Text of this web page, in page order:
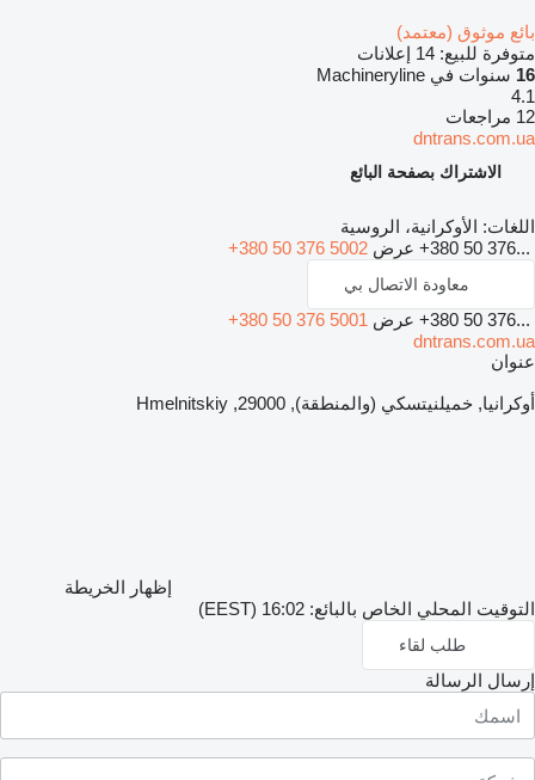
بائع موثوق (معتمد)
متوفرة للبيع: 14 إعلانات
16 سنوات في Machineryline
4.1
12 مراجعات
dntrans.com.ua
الاشتراك بصفحة البائع
اللغات: الأوكرانية، الروسية
+380 50 376... عرض +380 50 376 5002
معاودة الاتصال بي
+380 50 376... عرض +380 50 376 5001
dntrans.com.ua
عنوان
أوكرانيا, خميلنيتسكي (والمنطقة), 29000, Hmelnitskiy
إظهار الخريطة
التوقيت المحلي الخاص بالبائع: 16:02 (EEST)
طلب لقاء
إرسال الرسالة